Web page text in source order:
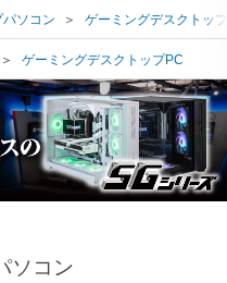
ソコン ＞ ゲーミングデスクトッ
＞ ゲーミングデスクトップPC
ソコン